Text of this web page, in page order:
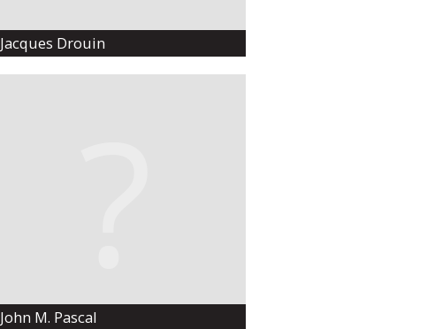
Jacques Drouin
John M. Pascal